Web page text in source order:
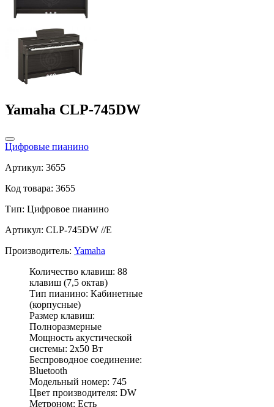
Yamaha CLP-745DW
Цифровые пианино
Артикул: 3655
Код товара: 3655
Тип: Цифровое пианино
Артикул: CLP-745DW //E
Производитель: Yamaha
Количество клавиш: 88
клавиш (7,5 октав)
Тип пианино: Кабинетные
(корпусные)
Размер клавиш:
Полноразмерные
Мощность акустической
системы: 2х50 Вт
Беспроводное соединение:
Bluetooth
Модельный номер: 745
Цвет производителя: DW
Метроном: Есть